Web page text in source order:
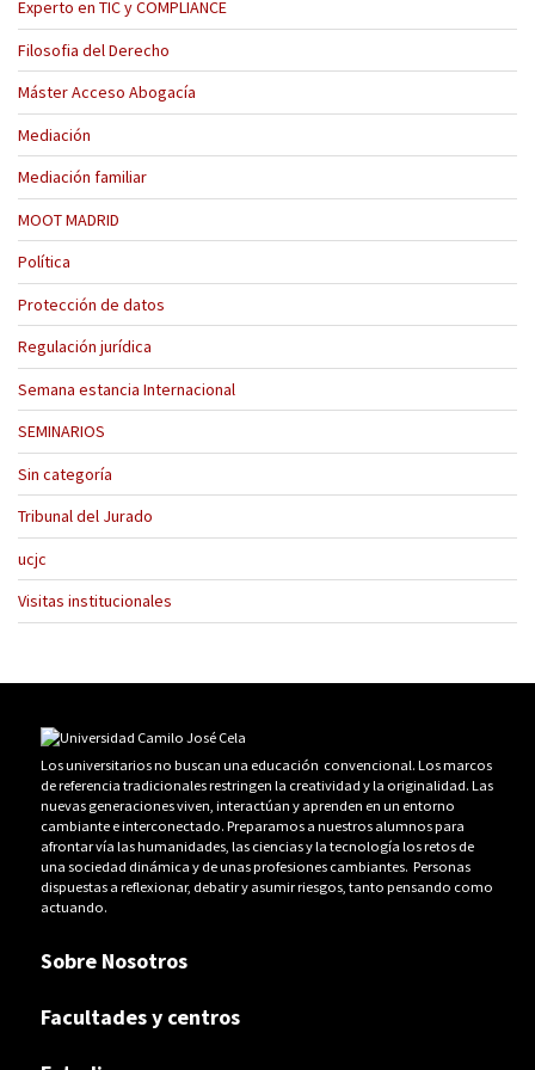
Experto en TIC y COMPLIANCE
Filosofia del Derecho
Máster Acceso Abogacía
Mediación
Mediación familiar
MOOT MADRID
Política
Protección de datos
Regulación jurídica
Semana estancia Internacional
SEMINARIOS
Sin categoría
Tribunal del Jurado
ucjc
Visitas institucionales
Los universitarios no buscan una educación convencional. Los marcos
de referencia tradicionales restringen la creatividad y la originalidad. Las
nuevas generaciones viven, interactúan y aprenden en un entorno
cambiante e interconectado. Preparamos a nuestros alumnos para
afrontar vía las humanidades, las ciencias y la tecnología los retos de
una sociedad dinámica y de unas profesiones cambiantes. Personas
dispuestas a reflexionar, debatir y asumir riesgos, tanto pensando como
actuando.
Sobre Nosotros
Facultades y centros